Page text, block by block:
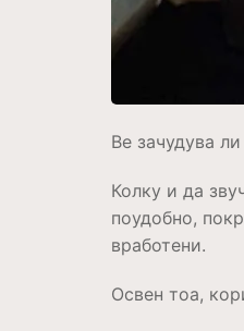
Ве зачудува
Колку и да
поудобно,
вработени.
Освен тоа,